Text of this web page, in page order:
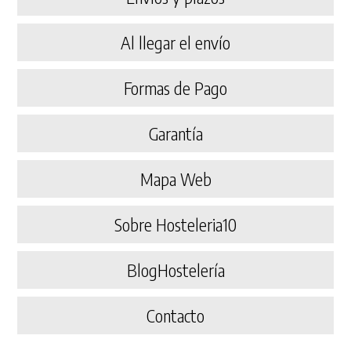
Al llegar el envío
Formas de Pago
Garantía
Mapa Web
Sobre Hosteleria10
BlogHostelería
Contacto